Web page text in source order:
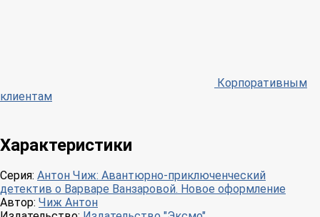
Корпоративным
клиентам
Характеристики
Серия: Антон Чиж: Авантюрно-приключенческий
детектив о Варваре Ванзаровой. Новое оформление
Автор: Чиж Антон